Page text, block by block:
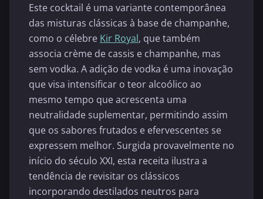
Este cocktail é uma variante contemporânea
das misturas clássicas à base de champanhe,
como o célebre Kir Royal, que também
associa crème de cassis e champanhe, mas
sem vodka. A adição de vodka é uma inovação
que visa intensificar o teor alcoólico ao
mesmo tempo que acrescenta uma
neutralidade suplementar, permitindo assim
que os sabores frutados e efervescentes se
expressem melhor. Surgida provavelmente no
início do século XXI, esta receita ilustra a
tendência de revisitar os clássicos
incorporando destilados neutros para